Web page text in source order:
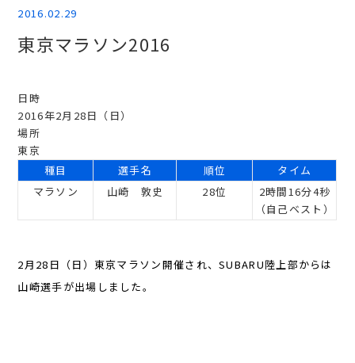
2016.02.29
東京マラソン2016
日時
2016年2月28日（日）
場所
東京
種目
選手名 順位
タイム
マラソン
山崎 敦史 28位
2時間16分4秒
（自己ベスト）
2月28日（日）東京マラソン開催され、SUBARU陸上部からは
山崎選手が出場しました。